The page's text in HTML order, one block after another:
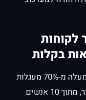
לקוחות
בקלות
מכירים את הסטטיסטיקה הכואבת? למעלה מ-70% מעגלות
הקניות באתרי איקומרס ננטשות. כלומר, מתוך 10 אנשים